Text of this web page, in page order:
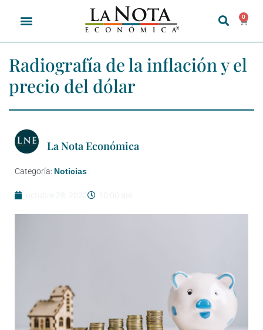
0
Radiografía de la inflación y el
precio del dólar
La Nota Económica
Categoría: Noticias